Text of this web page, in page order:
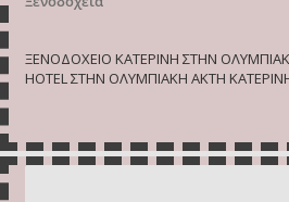
ΞΕΝΟΔΟΧΕΙΟ ΚΑΤΕΡΙΝΗ ΣΤΗΝ
HOTEL ΣΤΗΝ ΟΛΥΜΠΙΑΚΗ ΑΚΤΗ